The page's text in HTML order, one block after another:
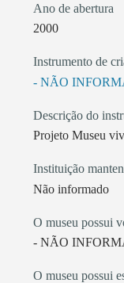
Ano de abertura
2000
Instrumento de
- NÃO
Descrição do
Projeto Museu
Instituição
Não informado
O museu possui
- NÃO
O museu possui